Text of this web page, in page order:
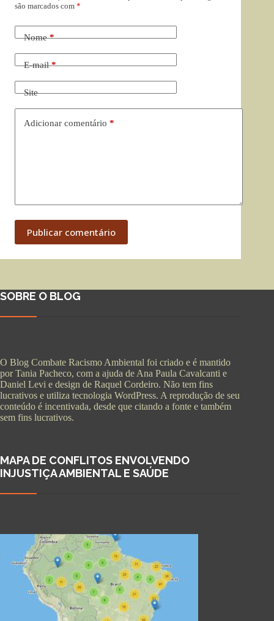
são marcados com *
Nome*
E-mail*
Site
Adicionar comentário *
Publicar comentário
SOBRE O BLOG
O Blog Combate Racismo Ambiental foi criado e é mantido
por Tania Pacheco, com a ajuda de Ana Paula Cavalcanti e
Daniel Levi e design de Raquel Cordeiro. Não tem fins
lucrativos e utiliza tecnologia WordPress. A reprodução de seu
conteúdo é incentivada, desde que citando a fonte e também
sem fins lucrativos.
MAPA DE CONFLITOS ENVOLVENDO
INJUSTIÇA AMBIENTAL E SAÚDE